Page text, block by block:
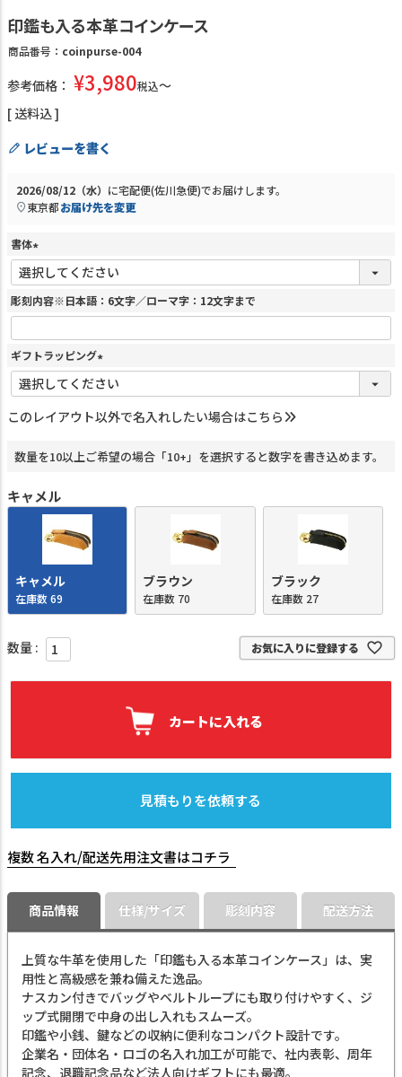
印鑑も入る本革コインケース
商品番号 coinpurse-004
参考価格： ¥3,980税込
送料込
レビューを書く
2026/08/12（水） に宅配便(佐川急便)でお届けします。
東京都お届け先を変更
書体
(
必
須
)
彫刻内容※日本語：6文字／ローマ字：12文字まで
ギフトラッピング
(
必
)
このレイアウト以外で名入れしたい場合はこちら
数量を10以上ご希望の場合「10+」を選択すると数字を書き込めます。
キャメル
キャメル
在庫数69
ブラウン
在庫数 70
ブラック
在庫数 27
お気に入りに登録する
カートに入れる
見積もりを依頼する
複数 名入れ/配送先用注文書はコチラ
商品情報
上質な牛革を使用した「印鑑も入る本革コインケース」は、実
用性と高級感を兼ね備えた逸品。
ナスカン付きでバッグやベルトループにも取り付けやすく、ジ
ップ式開閉で中身の出し入れもスムーズ。
印鑑や小銭、鍵などの収納に便利なコンパクト設計です。
企業名・団体名・ロゴの名入れ加工が可能で、社内表彰、周年
記念、退職記念品など法人向けギフトにも最適。
仕様/サイズ 彫刻内容 配送方法